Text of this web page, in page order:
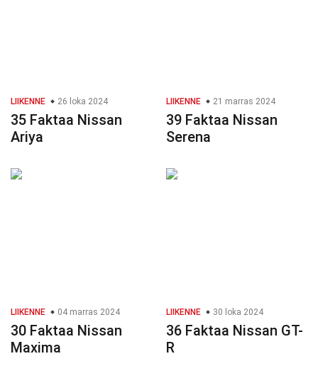
LIIKENNE 26 loka 2024
35 Faktaa Nissan
Ariya
LIIKENNE 21 marras 2024
39 Faktaa Nissan
Serena
LIIKENNE 04 marras 2024
30 Faktaa Nissan
Maxima
LIIKENNE 30 loka 2024
36 Faktaa Nissan GT-
R